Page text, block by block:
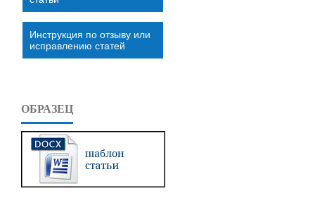
Инструкция по отзыву или
исправлению статей
ОБРАЗЕЦ